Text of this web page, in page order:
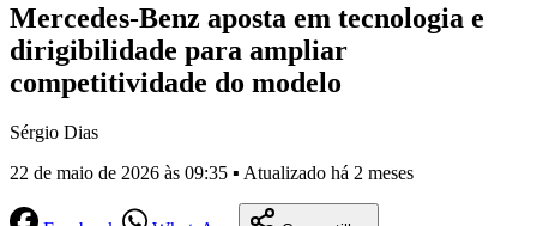
Mercedes-Benz aposta em tecnologia e
dirigibilidade para ampliar
competitividade do modelo
Sérgio Dias
22 de maio de 2026 às 09:35 ▪ Atualizado há 2 meses